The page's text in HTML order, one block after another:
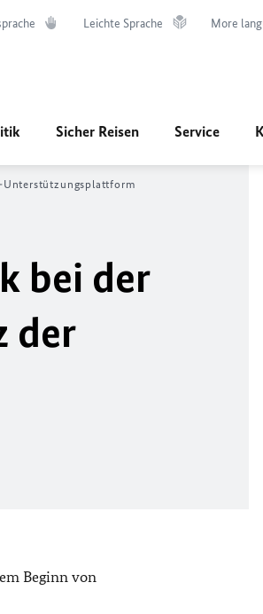
Leichte Sprache More
Sicher Reisen Service
Unterstützungsplattform
bei der
der
Beginn von